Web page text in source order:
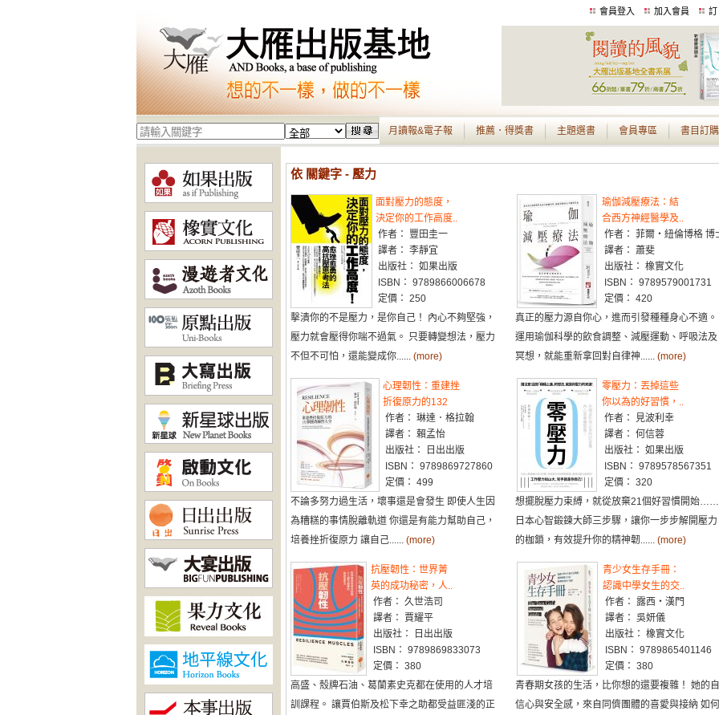
會員登入 加入會員 訂
月讀報&電子報 推薦．得獎書 主題選書 會員專區 書目訂
依 關鍵字 - 壓力
面對壓力的態度，
決定你的工作高度..
作者： 豐田圭一
譯者： 李靜宜
出版社： 如果出版
ISBN： 9789866006678
定價： 250
擊潰你的不是壓力，是你自己！ 內心不夠堅強，
壓力就會壓得你喘不過氣。 只要轉變想法，壓力
不但不可怕，還能變成你...... (more)
瑜伽減壓療法：結
合西方神經醫學及..
作者： 菲爾‧紐倫博格 博
譯者： 蕭斐
出版社： 橡實文化
ISBN： 9789579001731
定價： 420
真正的壓力源自你心，進而引發種種身心不適。
運用瑜伽科學的飲食調整、減壓運動、呼吸法及
冥想，就能重新拿回對自律神...... (more)
心理韌性：重建挫
折復原力的132
作者： 琳達．格拉翰
譯者： 賴孟怡
出版社： 日出出版
ISBN： 9789869727860
定價： 499
不論多努力過生活，壞事還是會發生 即使人生因
為糟糕的事情脫離軌道 你還是有能力幫助自己，
培養挫折復原力 讓自己...... (more)
零壓力：丟掉這些
你以為的好習慣，..
作者： 見波利幸
譯者： 何信蓉
出版社： 如果出版
ISBN： 9789578567351
定價： 320
想擺脫壓力束縛，就從放棄21個好習慣開始……
日本心智鍛鍊大師三步驟，讓你一步步解開壓力
的枷鎖，有效提升你的精神韌...... (more)
抗壓韌性：世界菁
英的成功秘密，人..
作者： 久世浩司
譯者： 賈耀平
出版社： 日出出版
ISBN： 9789869833073
定價： 380
高盛、殼牌石油、葛蘭素史克都在使用的人才培
訓課程。 讓賈伯斯及松下幸之助都受益匪淺的正
青少女生存手冊：
認識中學女生的交..
作者： 露西・漢門
譯者： 吳妍儀
出版社： 橡實文化
ISBN： 9789865401146
定價： 380
青春期女孩的生活，比你想的還要複雜！ 她的自
信心與安全感，來自同儕團體的喜愛與接納 如何